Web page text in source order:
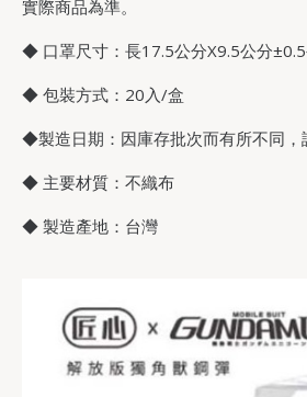
實際商品為準。
◆ 口罩尺寸：長17.5公分X9.5公分
◆ 包裝方式：20入/盒
◆製造日期：因庫存批次而有所不同，
◆ 主要材質：不織布
◆ 製造產地：台灣